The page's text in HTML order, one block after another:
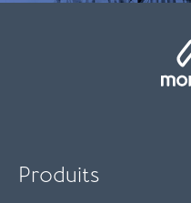
Produits